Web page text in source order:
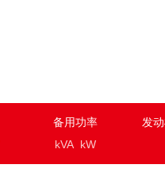
备用功率
kVA kW
发